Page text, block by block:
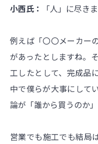
小西氏： 「人」に尽きま
例えば「〇〇メーカー
があったとしますね。
工したとして、完成品
中で僕らが大事にして
論が「誰から買うのか
営業でも施工でも結局